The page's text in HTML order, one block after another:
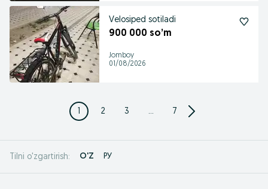
Velosiped sotiladi
900 000 so’m
Jomboy
01/08/2026
1 2 3 ... 7
Tilni o'zgartirish: O'Z РУ